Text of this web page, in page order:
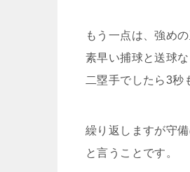
もう一点は、強め
素早い捕球と送球
二塁手でしたら3秒
繰り返しますが守
と言うことです。